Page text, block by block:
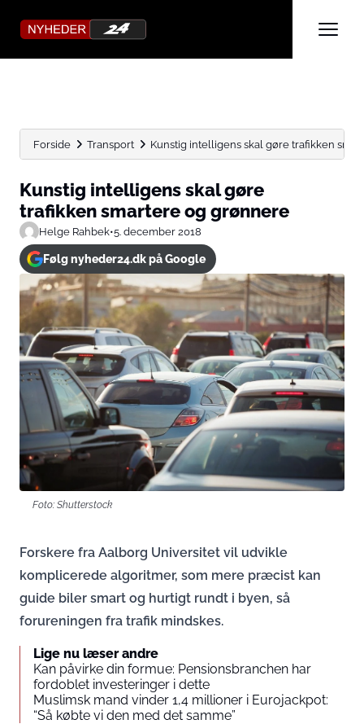
Forside Transport Kunstig intelligens skal gøre trafikken
Kunstig intelligens skal gøre
trafikken smartere og grønnere
Helge Rahbek•5. december 2018
Følg nyheder24.dk på Google
Foto: Shutterstock
Forskere fra Aalborg Universitet vil udvikle
komplicerede algoritmer, som mere præcist kan
guide biler smart og hurtigt rundt i byen, så
forureningen fra trafik mindskes.
Lige nu læser andre
Kan påvirke din formue: Pensionsbranchen har
fordoblet investeringer i dette
Muslimsk mand vinder 1,4 millioner i Eurojackpot:
“Så købte vi den med det samme”